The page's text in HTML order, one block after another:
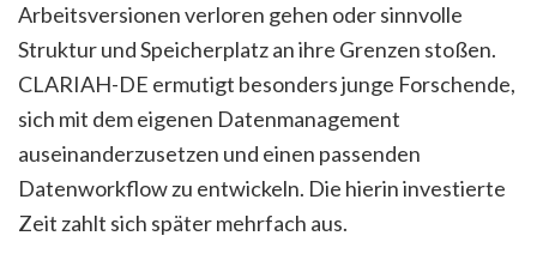
Arbeitsversionen verloren gehen oder sinnvolle
Struktur und Speicherplatz an ihre Grenzen stoßen.
CLARIAH-DE ermutigt besonders junge Forschende,
sich mit dem eigenen Datenmanagement
auseinanderzusetzen und einen passenden
Datenworkflow zu entwickeln. Die hierin investierte
Zeit zahlt sich später mehrfach aus.